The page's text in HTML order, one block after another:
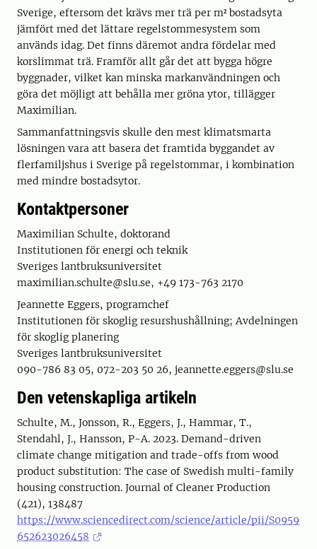
Sverige, eftersom det krävs mer trä per m² bostadsyta
jämfört med det lättare regelstommesystem som
används idag. Det finns däremot andra fördelar med
korslimmat trä. Framför allt går det att bygga högre
byggnader, vilket kan minska markanvändningen och
göra det möjligt att behålla mer gröna ytor, tillägger
Maximilian.
Sammanfattningsvis skulle den mest klimatsmarta
lösningen vara att basera det framtida byggandet av
flerfamiljshus i Sverige på regelstommar, i kombination
med mindre bostadsytor.
Kontaktpersoner
Maximilian Schulte, doktorand
Institutionen för energi och teknik
Sveriges lantbruksuniversitet
maximilian.schulte@slu.se, +49 173-763 2170
Jeannette Eggers, programchef
Institutionen för skoglig resurshushållning; Avdelningen
för skoglig planering
Sveriges lantbruksuniversitet
090-786 83 05, 072-203 50 26, jeannette.eggers@slu.se
Den vetenskapliga artikeln
Schulte, M., Jonsson, R., Eggers, J., Hammar, T.,
Stendahl, J., Hansson, P-A. 2023. Demand-driven
climate change mitigation and trade-offs from wood
product substitution: The case of Swedish multi-family
housing construction. Journal of Cleaner Production
(421), 138487
https://www.sciencedirect.com/science/article/pii/S0959
652623026458